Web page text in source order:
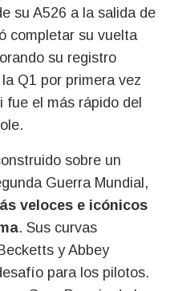
su A526 a la salida de
completar su vuelta
su registro
Q1 por primera vez
fue el más rápido del
sobre un
Guerra Mundial,
veloces e icónicos
. Sus curvas
y Abbey
para los pilotos.